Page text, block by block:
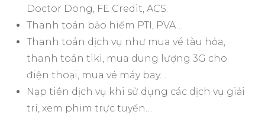
Doctor Dong, FE Credit, ACS.
Thanh toán bảo hiểm PTI, PVA…
Thanh toán dịch vụ như mua vé tàu hỏa,
thanh toán tiki, mua dung lượng 3G cho
điện thoại, mua vé máy bay…
Nạp tiền dịch vụ khi sử dụng các dịch vụ giải
trí, xem phim trực tuyến…